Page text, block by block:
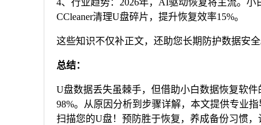
4、行业趋势：2026年，AI驱动恢复将主流。
CCleaner清理U盘碎片，提升恢复效率15%。
这些知识不仅补正文，还助您长期防护数据安全
总结：
U盘数据丢失虽棘手，但借助小白数据恢复软
98%。从原因分析到步骤详解，本文提供专业
扫描您的U盘！预防胜于恢复，养成备份习惯